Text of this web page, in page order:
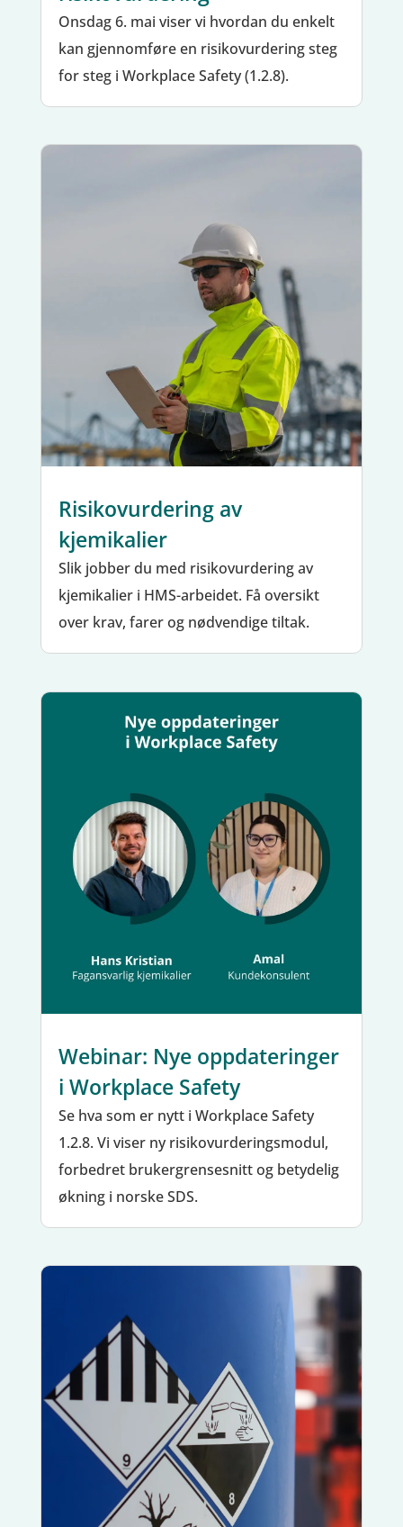
Onsdag 6. mai viser vi hvordan du enkelt
kan gjennomføre en risikovurdering steg
for steg i Workplace Safety (1.2.8).
Risikovurdering av
kjemikalier
Slik jobber du med risikovurdering av
kjemikalier i HMS-arbeidet. Få oversikt
over krav, farer og nødvendige tiltak.
Webinar: Nye oppdateringer
i Workplace Safety
Se hva som er nytt i Workplace Safety
1.2.8. Vi viser ny risikovurderingsmodul,
forbedret brukergrensesnitt og betydelig
økning i norske SDS.